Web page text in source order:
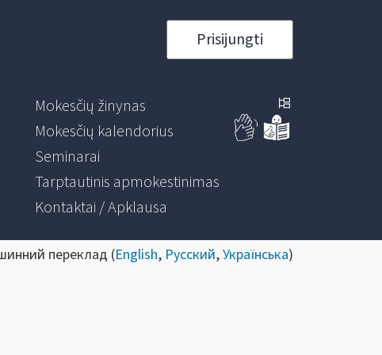
Prisijungti
Mokesčių žinynas
Mokesčių kalendorius
Seminarai
Tarptautinis apmokestinimas
Kontaktai / Apklausa
переклад (English, Русский,Українська)